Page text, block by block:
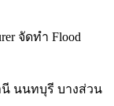
จัดทำ Flood
นนทบุรี บางส่วน